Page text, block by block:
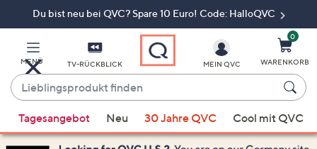
Du bist neu bei QVC? Spare 10 Euro! Code: HalloQVC
MENÜ TV-RÜCKBLICK
Lieblingsprodukt
finden
Vorschläge
verfügbar
MEIN QVC
0
WARENKORB
Tagesangebot Neu 30 Jahre QVC Cool mit QVC